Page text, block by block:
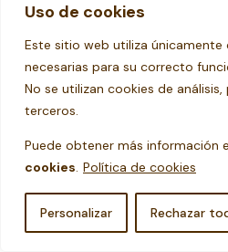
Uso de cookies
Este sitio web utiliza únicamente
necesarias para su correcto
No se utilizan cookies de
terceros.
Puede obtener más información
cookies. Política de cookies
Personalizar Rechazar